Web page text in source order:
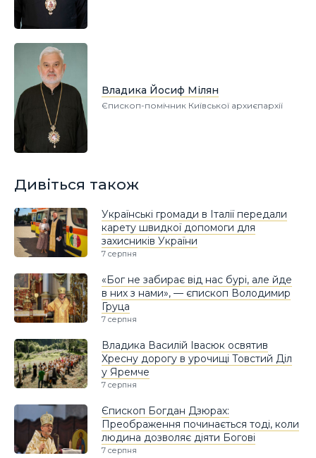
Владика Йосиф Мілян
Єпископ-помічник Київської архиєпархії
Дивіться також
Українські громади в Італії передали
карету швидкої допомоги для
захисників України
7 серпня
«Бог не забирає від нас бурі, але йде
в них з нами», — єпископ Володимир
Груца
7 серпня
Владика Василій Івасюк освятив
Хресну дорогу в урочищі Товстий Діл
у Яремче
7 серпня
Єпископ Богдан Дзюрах:
Преображення починається тоді, коли
людина дозволяє діяти Богові
7 серпня